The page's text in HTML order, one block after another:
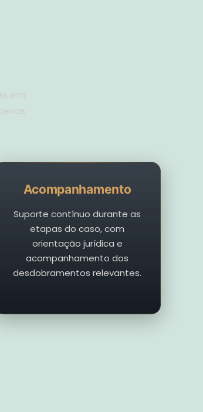
em
Acompanhamento
Suporte contínuo durante as
etapas do caso, com
orientação jurídica e
acompanhamento dos
desdobramentos relevantes.